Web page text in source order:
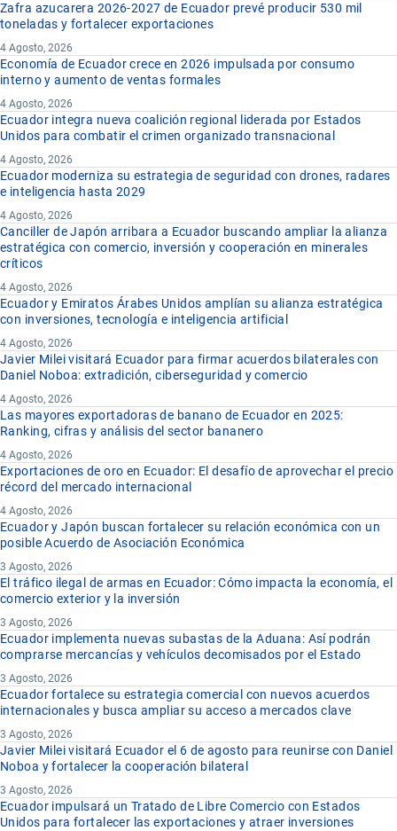
Zafra azucarera 2026-2027 de Ecuador prevé producir 530 mil
toneladas y fortalecer exportaciones
4 Agosto, 2026
Economía de Ecuador crece en 2026 impulsada por consumo
interno y aumento de ventas formales
4 Agosto, 2026
Ecuador integra nueva coalición regional liderada por Estados
Unidos para combatir el crimen organizado transnacional
4 Agosto, 2026
Ecuador moderniza su estrategia de seguridad con drones, radares
e inteligencia hasta 2029
4 Agosto, 2026
Canciller de Japón arribara a Ecuador buscando ampliar la alianza
estratégica con comercio, inversión y cooperación en minerales
críticos
4 Agosto, 2026
Ecuador y Emiratos Árabes Unidos amplían su alianza estratégica
con inversiones, tecnología e inteligencia artificial
4 Agosto, 2026
Javier Milei visitará Ecuador para firmar acuerdos bilaterales con
Daniel Noboa: extradición, ciberseguridad y comercio
4 Agosto, 2026
Las mayores exportadoras de banano de Ecuador en 2025:
Ranking, cifras y análisis del sector bananero
4 Agosto, 2026
Exportaciones de oro en Ecuador: El desafío de aprovechar el precio
récord del mercado internacional
4 Agosto, 2026
Ecuador y Japón buscan fortalecer su relación económica con un
posible Acuerdo de Asociación Económica
3 Agosto, 2026
El tráfico ilegal de armas en Ecuador: Cómo impacta la economía, el
comercio exterior y la inversión
3 Agosto, 2026
Ecuador implementa nuevas subastas de la Aduana: Así podrán
comprarse mercancías y vehículos decomisados por el Estado
3 Agosto, 2026
Ecuador fortalece su estrategia comercial con nuevos acuerdos
internacionales y busca ampliar su acceso a mercados clave
3 Agosto, 2026
Javier Milei visitará Ecuador el 6 de agosto para reunirse con Daniel
Noboa y fortalecer la cooperación bilateral
3 Agosto, 2026
Ecuador impulsará un Tratado de Libre Comercio con Estados
Unidos para fortalecer las exportaciones y atraer inversiones